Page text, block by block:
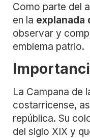
Como parte del
en la explanada
observar y
emblema patrio.
La Campana de
costarricense,
república. Su
del siglo XIX y